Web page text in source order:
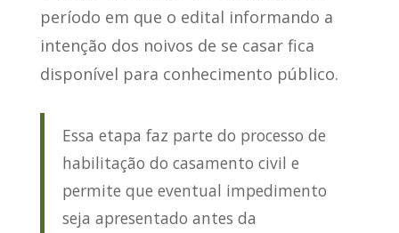
período em que o edital informando a
intenção dos noivos de se casar fica
disponível para conhecimento público.
Essa etapa faz parte do processo de
habilitação do casamento civil e
permite que eventual impedimento
seja apresentado antes da